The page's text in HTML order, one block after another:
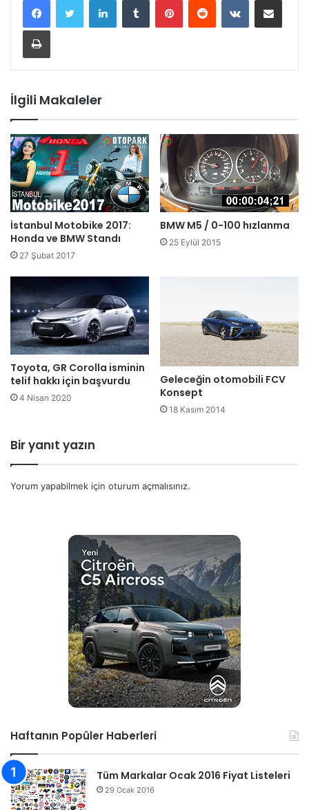
İlgili Makaleler
İstanbul Motobike 2017:
Honda ve BMW Standı
27 Şubat 2017
BMW M5 / 0-100 hızlanma
25 Eylül 2015
Toyota, GR Corolla isminin
telif hakkı için başvurdu
4 Nisan 2020
Geleceğin otomobili FCV
Konsept
18 Kasım 2014
Bir yanıt yazın
Yorum yapabilmek için oturum açmalısınız.
Haftanın Popüler Haberleri
Tüm Markalar Ocak 2016 Fiyat Listeleri
29 Ocak 2016